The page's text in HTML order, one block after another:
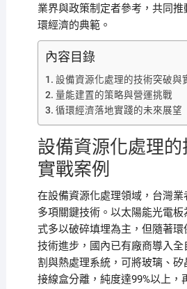
業界與政策制定者參考，共同
環經濟的典範。
內容目錄
設備資源化處理的技術突破與
量能建置的策略與營運挑戰
循環經濟落地實踐的未來展望
設備資源化處理
實戰案例
在設備資源化處理領域，台灣業
多項關鍵技術。以太陽能光電
式多以破碎填埋為主，但隨著
技術進步，國內已有廠商導入全
割與熱處理系統，可將玻璃、
接線盒分離，純度達99%以上，